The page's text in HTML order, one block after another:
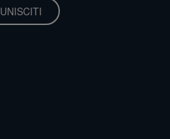
UNISCITI